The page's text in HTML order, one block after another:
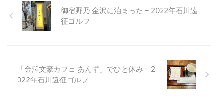
御宿野乃 金沢に泊まった – 2022年石川遠
征ゴルフ
「金澤文豪カフェ あんず」でひと休み – 2
022年石川遠征ゴルフ